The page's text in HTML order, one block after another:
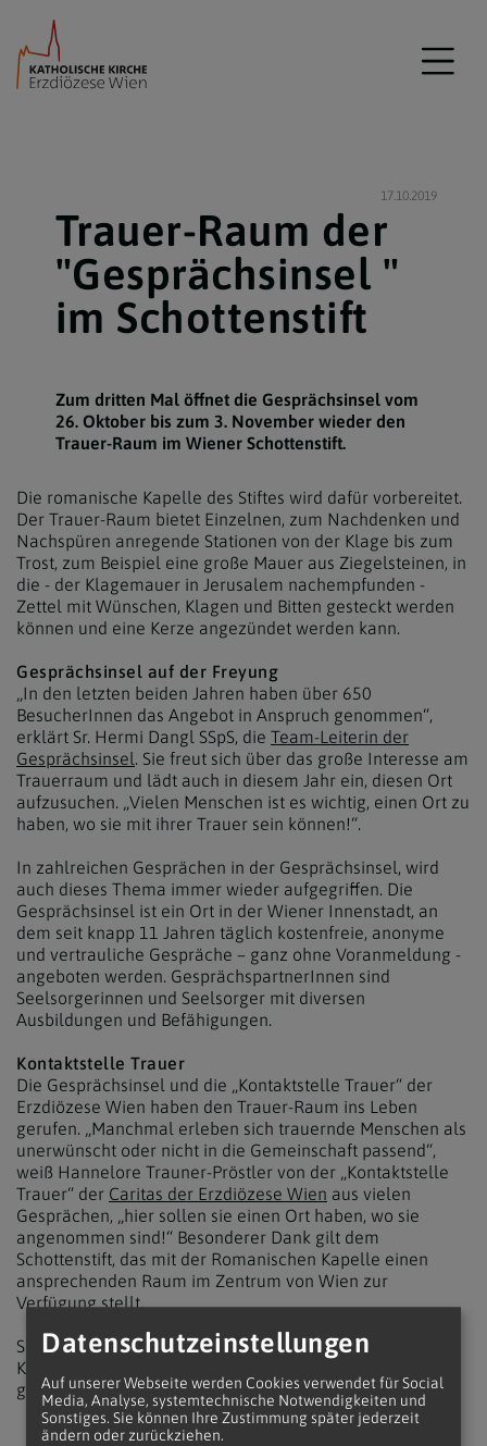
17.10.2019
Trauer-Raum der
"Gesprächsinsel "
im Schottenstift
Zum dritten Mal öffnet die Gesprächsinsel vom
26. Oktober bis zum 3. November wieder den
Trauer-Raum im Wiener Schottenstift.
Die romanische Kapelle des Stiftes wird dafür vorbereitet.
Der Trauer-Raum bietet Einzelnen, zum Nachdenken und
Nachspüren anregende Stationen von der Klage bis zum
Trost, zum Beispiel eine große Mauer aus Ziegelsteinen, in
die - der Klagemauer in Jerusalem nachempfunden -
Zettel mit Wünschen, Klagen und Bitten gesteckt werden
können und eine Kerze angezündet werden kann.
Gesprächsinsel auf der Freyung
„In den letzten beiden Jahren haben über 650
BesucherInnen das Angebot in Anspruch genommen“,
erklärt Sr. Hermi Dangl SSpS, die Team-Leiterin der
Gesprächsinsel. Sie freut sich über das große Interesse am
Trauerraum und lädt auch in diesem Jahr ein, diesen Ort
aufzusuchen. „Vielen Menschen ist es wichtig, einen Ort zu
haben, wo sie mit ihrer Trauer sein können!“.
In zahlreichen Gesprächen in der Gesprächsinsel, wird
auch dieses Thema immer wieder aufgegriffen. Die
Gesprächsinsel ist ein Ort in der Wiener Innenstadt, an
dem seit knapp 11 Jahren täglich kostenfreie, anonyme
und vertrauliche Gespräche – ganz ohne Voranmeldung -
angeboten werden. GesprächspartnerInnen sind
Seelsorgerinnen und Seelsorger mit diversen
Ausbildungen und Befähigungen.
Kontaktstelle Trauer
Die Gesprächsinsel und die „Kontaktstelle Trauer“ der
Erzdiözese Wien haben den Trauer-Raum ins Leben
gerufen. „Manchmal erleben sich trauernde Menschen als
unerwünscht oder nicht in die Gemeinschaft passend“,
weiß Hannelore Trauner-Pröstler von der „Kontaktstelle
Trauer“ der Caritas der Erzdiözese Wien aus vielen
Gesprächen, „hier sollen sie einen Ort haben, wo sie
angenommen sind!“ Besonderer Dank gilt dem
Schottenstift, das mit der Romanischen Kapelle einen
ansprechenden Raum im Zentrum von Wien zur
Verfügung stellt.
Seit Dezember 2008 haben knapp 55.000 Personen
Kontakt und Gespräch in der Wiener Gesprächsinsel
gefunden.www.gespraechsinsel.at
Datenschutzeinstellungen
Auf unserer Webseite werden Cookies verwendet für Social
Media, Analyse, systemtechnische Notwendigkeiten und
Sonstiges. Sie können Ihre Zustimmung später jederzeit
ändern oder zurückziehen.